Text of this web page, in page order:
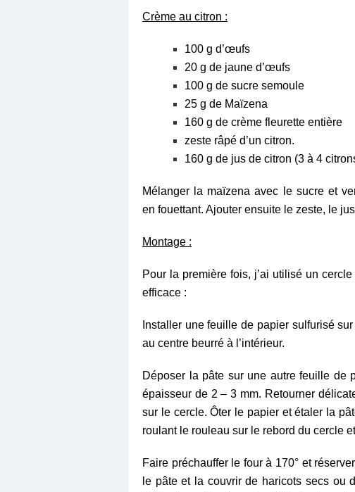
Crème au citron :
100 g d’œufs
20 g de jaune d’œufs
100 g de sucre semoule
25 g de Maïzena
160 g de crème fleurette entière
zeste râpé d’un citron.
160 g de jus de citron (3 à 4
Mélanger la maïzena avec le sucre et
en fouettant. Ajouter ensuite le zeste, le
Montage :
Pour la première fois, j’ai utilisé un
efficace :
Installer une feuille de papier sulfurisé
au centre beurré à l’intérieur.
Déposer la pâte sur une autre feuille de
épaisseur de 2 – 3 mm. Retourner
sur le cercle. Ôter le papier et étaler la
roulant le rouleau sur le rebord du cercle
Faire préchauffer le four à 170° et
le pâte et la couvrir de haricots secs ou